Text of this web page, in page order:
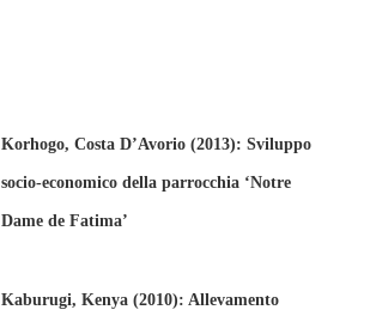
Korhogo, Costa D’Avorio (2013): Sviluppo
socio-economico della parrocchia ‘Notre
Dame de Fatima’
Kaburugi, Kenya (2010): Allevamento